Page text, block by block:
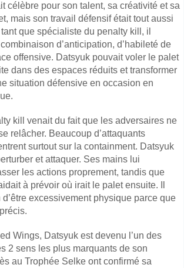
célèbre pour son talent, sa créativité et sa
mais son travail défensif était tout aussi
que spécialiste du penalty kill, il
d’anticipation, d’habileté de
offensive. Datsyuk pouvait voler le palet
dans des espaces réduits et transformer
situation défensive en occasion en
kill venait du fait que les adversaires ne
relâcher. Beaucoup d’attaquants
surtout sur la containment. Datsyuk
et attaquer. Ses mains lui
les actions proprement, tandis que
à prévoir où irait le palet ensuite. Il
d’être excessivement physique parce que
Wings, Datsyuk est devenu l’un des
2 sens les plus marquants de son
au Trophée Selke ont confirmé sa